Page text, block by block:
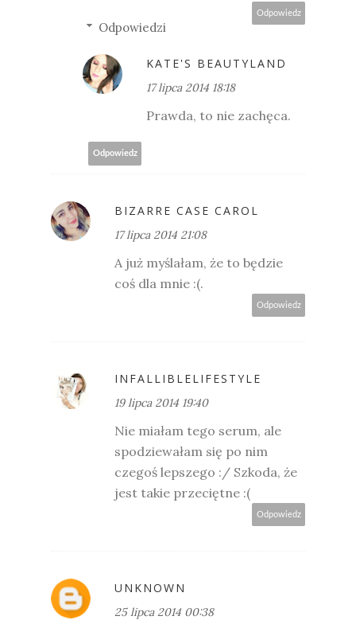
Odpowiedz
Odpowiedzi
KATE'S BEAUTYLAND
17 lipca 2014 18:18
Prawda, to nie zachęca.
Odpowiedz
BIZARRE CASE CAROL
17 lipca 2014 21:08
A już myślałam, że to będzie
coś dla mnie :(.
Odpowiedz
INFALLIBLELIFESTYLE
19 lipca 2014 19:40
Nie miałam tego serum, ale
spodziewałam się po nim
czegoś lepszego :/ Szkoda, że
jest takie przeciętne :(
Odpowiedz
UNKNOWN
25 lipca 2014 00:38